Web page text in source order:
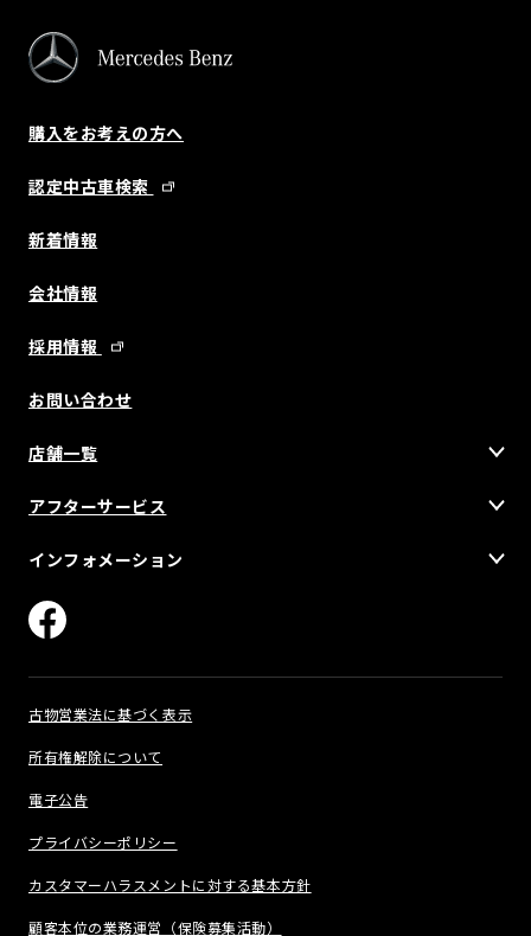
購入をお考えの方へ
認定中古車検索
新着情報
会社情報
採用情報
お問い合わせ
店舗一覧
アフターサービス
インフォメーション
古物営業法に基づく表示
所有権解除について
電子公告
プライバシーポリシー
カスタマーハラスメントに対する基本方針
顧客本位の業務運営（保険募集活動）